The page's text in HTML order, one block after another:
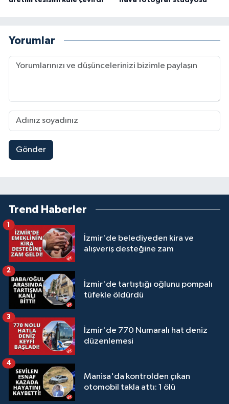
Yorumlar
Gönder
Trend Haberler
İzmir'de belediyeden kira ve
alışveriş desteğine zam
1
İzmir'de tartıştığı oğlunu pompalı
tüfekle öldürdü
2
İzmir'de 770 Numaralı hat deniz
düzenlemesi
3
Manisa'da kontrolden çıkan
otomobil takla attı: 1 ölü
4